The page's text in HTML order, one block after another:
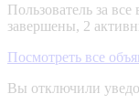
Пользователь за
завершены, 2
Посмотреть все
Вы отключили